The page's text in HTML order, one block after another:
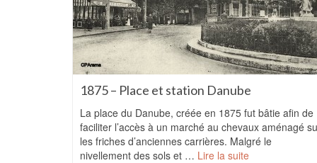
1875 – Place et station Danube
La place du Danube, créée en 1875 fut bâtie afin de
faciliter l’accès à un marché au chevaux aménagé
les friches d’anciennes carrières. Malgré le
nivellement des sols et … Lire la suite